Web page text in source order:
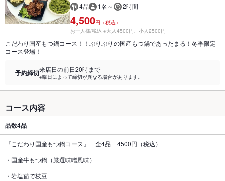
4品 1名～ 2時間
4,500円（税込）
お一人様/税込 ※大人4500円、小人2500円
こだわり国産もつ鍋コース！！ぷりぷりの国産もつ鍋であったまる！冬季限定
コース登場！
予約締切来店日の前日20時まで
※曜日によって締切が異なる場合があります。
コース内容
品数4品
『こだわり国産もつ鍋コース』 全4品 4500円（税込）
・国産牛もつ鍋（厳選味噌風味）
・岩塩茹で枝豆